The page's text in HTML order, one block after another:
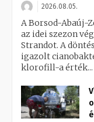
2026.08.05.
A Borsod-Abaúj-
az idei szezon
Strandot. A
igazolt
klorofill-a érték...